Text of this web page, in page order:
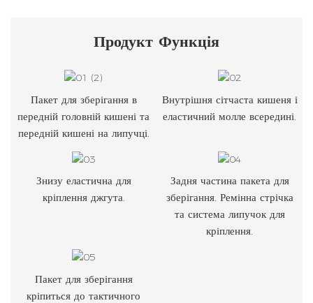
Продукт Функція
Пакет для зберігання в
передній головній кишені та
передній кишені на липучці.
Внутрішня сітчаста кишеня і
еластичний молле всередині.
Знизу еластична для
кріплення джгута.
Задня частина пакета для
зберігання. Ремінна стрічка
та система липучок для
кріплення.
Пакет для зберігання
кріпиться до тактичного